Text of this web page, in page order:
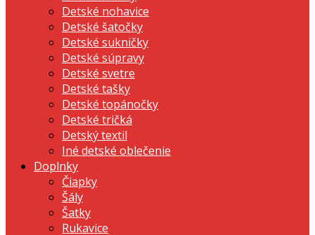
Detské nohavice
Detské šatočky
Detské sukničky
Detské súpravy
Detské svetre
Detské tašky
Detské topánočky
Detské tričká
Detský textil
Iné detské oblečenie
Doplnky
Čiapky
Šály
Šatky
Rukavice